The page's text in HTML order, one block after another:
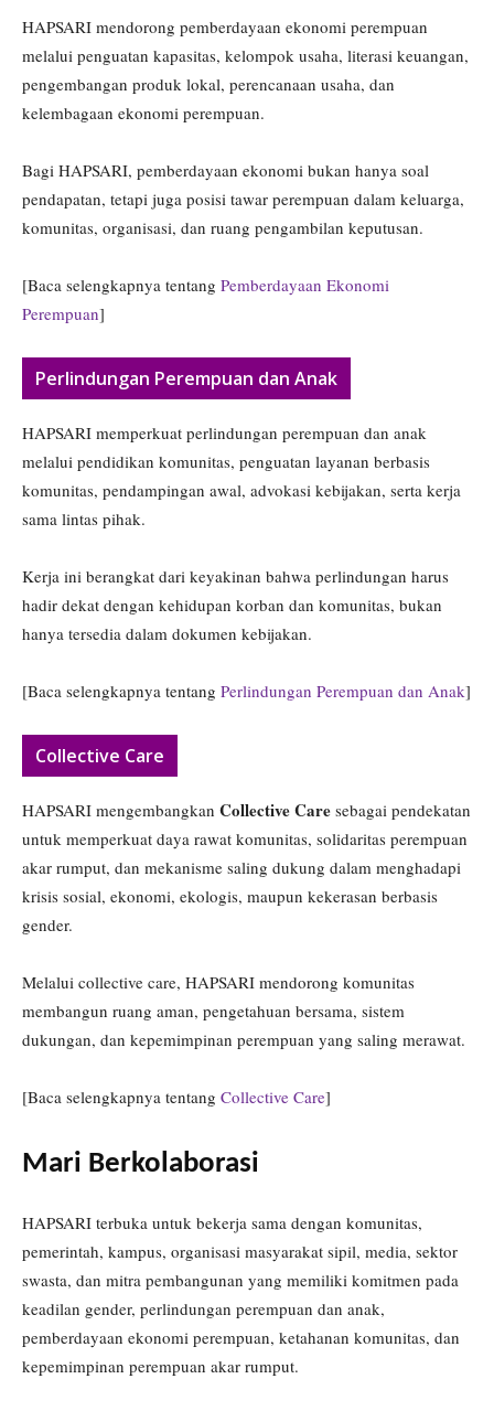
HAPSARI mendorong pemberdayaan ekonomi perempuan
melalui penguatan kapasitas, kelompok usaha, literasi keuangan,
pengembangan produk lokal, perencanaan usaha, dan
kelembagaan ekonomi perempuan.
Bagi HAPSARI, pemberdayaan ekonomi bukan hanya soal
pendapatan, tetapi juga posisi tawar perempuan dalam keluarga,
komunitas, organisasi, dan ruang pengambilan keputusan.
[Baca selengkapnya tentang Pemberdayaan Ekonomi
Perempuan]
Perlindungan Perempuan dan Anak
HAPSARI memperkuat perlindungan perempuan dan anak
melalui pendidikan komunitas, penguatan layanan berbasis
komunitas, pendampingan awal, advokasi kebijakan, serta kerja
sama lintas pihak.
Kerja ini berangkat dari keyakinan bahwa perlindungan harus
hadir dekat dengan kehidupan korban dan komunitas, bukan
hanya tersedia dalam dokumen kebijakan.
[Baca selengkapnya tentang Perlindungan Perempuan dan Anak]
Collective Care
HAPSARI mengembangkan Collective Care sebagai pendekatan
untuk memperkuat daya rawat komunitas, solidaritas perempuan
akar rumput, dan mekanisme saling dukung dalam menghadapi
krisis sosial, ekonomi, ekologis, maupun kekerasan berbasis
gender.
Melalui collective care, HAPSARI mendorong komunitas
membangun ruang aman, pengetahuan bersama, sistem
dukungan, dan kepemimpinan perempuan yang saling merawat.
[Baca selengkapnya tentang Collective Care]
Mari Berkolaborasi
HAPSARI terbuka untuk bekerja sama dengan komunitas,
pemerintah, kampus, organisasi masyarakat sipil, media, sektor
swasta, dan mitra pembangunan yang memiliki komitmen pada
keadilan gender, perlindungan perempuan dan anak,
pemberdayaan ekonomi perempuan, ketahanan komunitas, dan
kepemimpinan perempuan akar rumput.